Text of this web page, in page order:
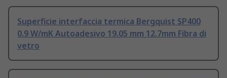
Superficie interfaccia termica Bergquist SP400
0.9 W/mK Autoadesivo 19.05 mm 12.7mm Fibra di
vetro